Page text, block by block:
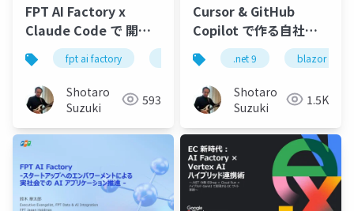
FPT AI Factory x
Claude Code で 開発
効率 UP する方法とは -
FPT AI Factory で実現
するプライベート AI -
fpt ai factory h100 h200
Shotaro
Suzuki
593
Cursor & GitHub
Copilot で作る自社
GPU × 全クラウドAI 協
調アプリケーション- AI
駆動開発新時代-
NVIDIA GPU ハイブリ
ッド×マルチクラウド
実装術-公開
.net 9 blazor
Shotaro
Suzuki
1.5K